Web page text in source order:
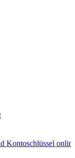
Kontoschlüssel